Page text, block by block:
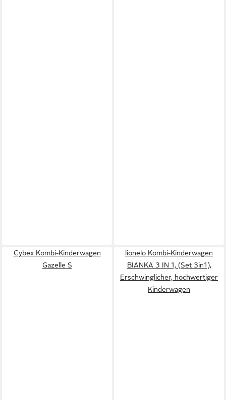
Cybex Kombi-Kinderwagen
Gazelle S
lionelo Kombi-Kinderwagen
BIANKA 3 IN 1, (Set 3in1),
Erschwinglicher, hochwertiger
Kinderwagen